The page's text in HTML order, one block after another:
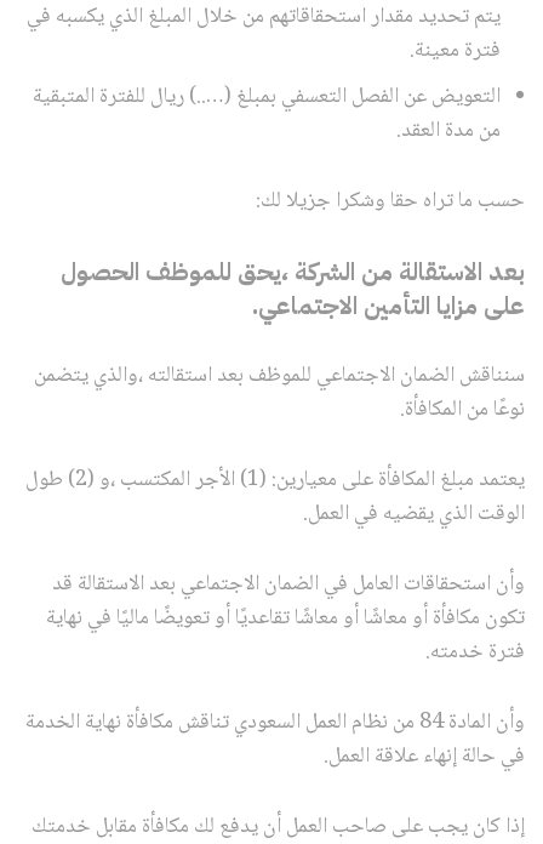
يتم تحديد مقدار استحقاقاتهم من خلال المبلغ الذي يكسبه في
فترة معينة.
التعويض عن الفصل التعسفي بمبلغ (…..) ريال للفترة المتبقية
من مدة العقد.
حسب ما تراه حقا وشكرا جزيلا لك:
بعد الاستقالة من الشركة ،يحق للموظف الحصول
على مزايا التأمين الاجتماعي.
سنناقش الضمان الاجتماعي للموظف بعد استقالته ،والذي يتضمن
نوعًا من المكافأة.
يعتمد مبلغ المكافأة على معيارين: (1) الأجر المكتسب ،و (2) طول
الوقت الذي يقضيه في العمل.
وأن استحقاقات العامل في الضمان الاجتماعي بعد الاستقالة قد
تكون مكافأة أو معاشًا أو معاشًا تقاعديًا أو تعويضًا ماليًا في نهاية
فترة خدمته.
وأن المادة 84 من نظام العمل السعودي تناقش مكافأة نهاية الخدمة
في حالة إنهاء علاقة العمل.
إذا كان يجب على صاحب العمل أن يدفع لك مكافأة مقابل خدمتك